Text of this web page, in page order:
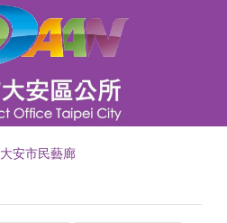
大安市民藝廊